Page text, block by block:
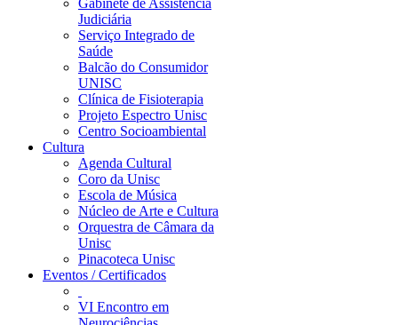
Gabinete de Assistência
Judiciária
Serviço Integrado de
Saúde
Balcão do Consumidor
UNISC
Clínica de Fisioterapia
Projeto Espectro Unisc
Centro Socioambiental
Cultura
Agenda Cultural
Coro da Unisc
Escola de Música
Núcleo de Arte e Cultura
Orquestra de Câmara da
Unisc
Pinacoteca Unisc
Eventos / Certificados
VI Encontro em